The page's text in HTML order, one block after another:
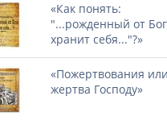
«Как понять:
"...рожденный от
хранит себя..."?»
«Пожертвования или
жертва Господу»